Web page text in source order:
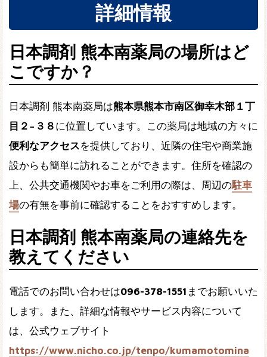
詳細情報
日本調剤 熊本南薬局の場所はど
こですか？
日本調剤 熊本南薬局は熊本県熊本市南区御幸木部１丁
目２−３８ に位置しています。この薬局は地域の方々に
便利なアクセスを提供しており、近隣の住宅や商業施
設からも簡単に訪れることができます。住所を確認の
上、公共交通機関やお車をご利用の際は、周辺の駐車
場の有無を事前に確認することをおすすめします。
日本調剤 熊本南薬局の連絡先を
教えてください
電話でのお問い合わせは096-378-1551 までお願いいた
します。また、詳細な情報やサービス内容について
は、公式ウェブサイト
https://www.nicho.co.jp/tenpo/kumamotomina